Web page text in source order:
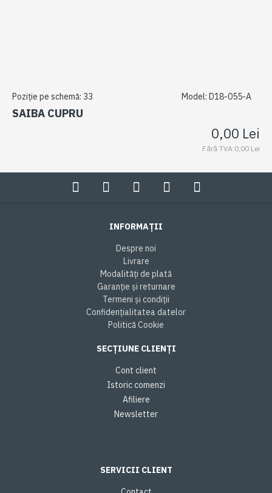
Poziție pe schemă: 33 Model: D18-055-A
SAIBA CUPRU
0,00 Lei
Fără TVA:0,00 Lei
INFORMAȚII
Despre noi
Livrare
Modalități de plată
Garanție și returnare
Termeni și condiții
Confidențialitatea datelor
Politică Cookie
SECȚIUNE CLIENȚI
Cont client
Istoric comenzi
Afiliere
Newsletter
SERVICII CLIENT